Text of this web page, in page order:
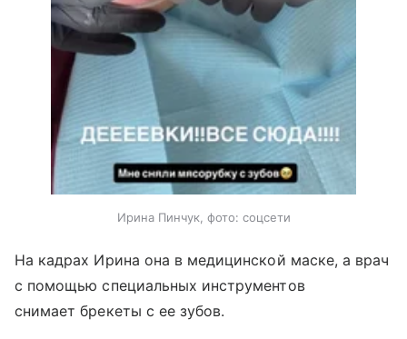
Ирина Пинчук, фото: соцсети
На кадрах Ирина она в медицинской маске, а врач
с помощью специальных инструментов
снимает брекеты с ее зубов.